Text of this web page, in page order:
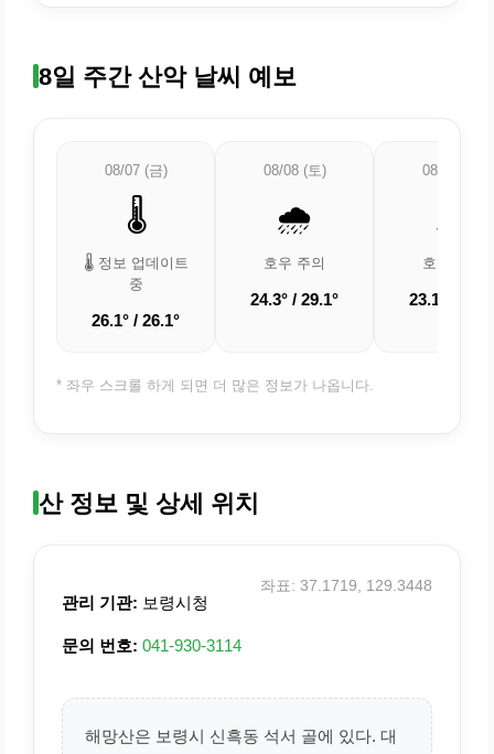
8일 주간 산악 날씨 예보
08/07 (금)
🌡️
🌡️ 정보 업데이트
중
26.1° / 26.1°
08/08 (토)
🌧️
호우 주의
24.3° / 29.1°
08/09 (일)
호우 주의
23.1° /
* 좌우 스크롤 하게 되면 더 많은 정보가 나옵니다.
산 정보 및 상세 위치
관리 기관: 보령시청
문의 번호: 041-930-3114
좌표: 37.1719, 129.3448
해망산은 보령시 신흑동 석서 골에 있다. 대